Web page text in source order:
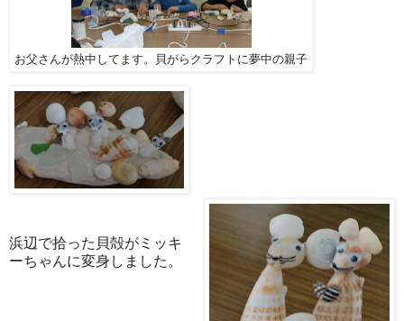
お父さんが熱中してます。貝がらクラフトに夢中の親子
浜辺で拾った貝殻がミッキ
ーちゃんに変身しました。